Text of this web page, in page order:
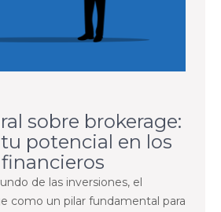
sobre brokerage:
potencial en los
de las inversiones, el
como un pilar fundamental para